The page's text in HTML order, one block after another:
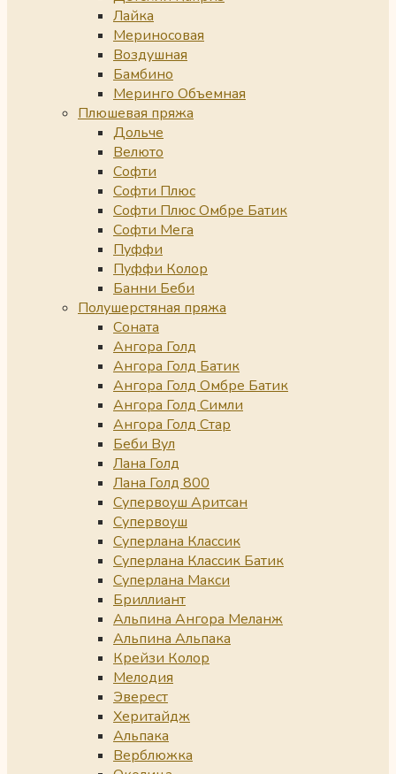
Лайка
Мериносовая
Воздушная
Бамбино
Меринго Объемная
Плюшевая пряжа
Дольче
Велюто
Софти
Софти Плюс
Софти Плюс Омбре Батик
Софти Мега
Пуффи
Пуффи Колор
Банни Беби
Полушерстяная пряжа
Соната
Ангора Голд
Ангора Голд Батик
Ангора Голд Омбре Батик
Ангора Голд Симли
Ангора Голд Стар
Беби Вул
Лана Голд
Лана Голд 800
Супервоуш Аритсан
Супервоуш
Суперлана Классик
Суперлана Классик Батик
Суперлана Макси
Бриллиант
Альпина Ангора Меланж
Альпина Альпака
Крейзи Колор
Мелодия
Эверест
Херитайдж
Альпака
Верблюжка